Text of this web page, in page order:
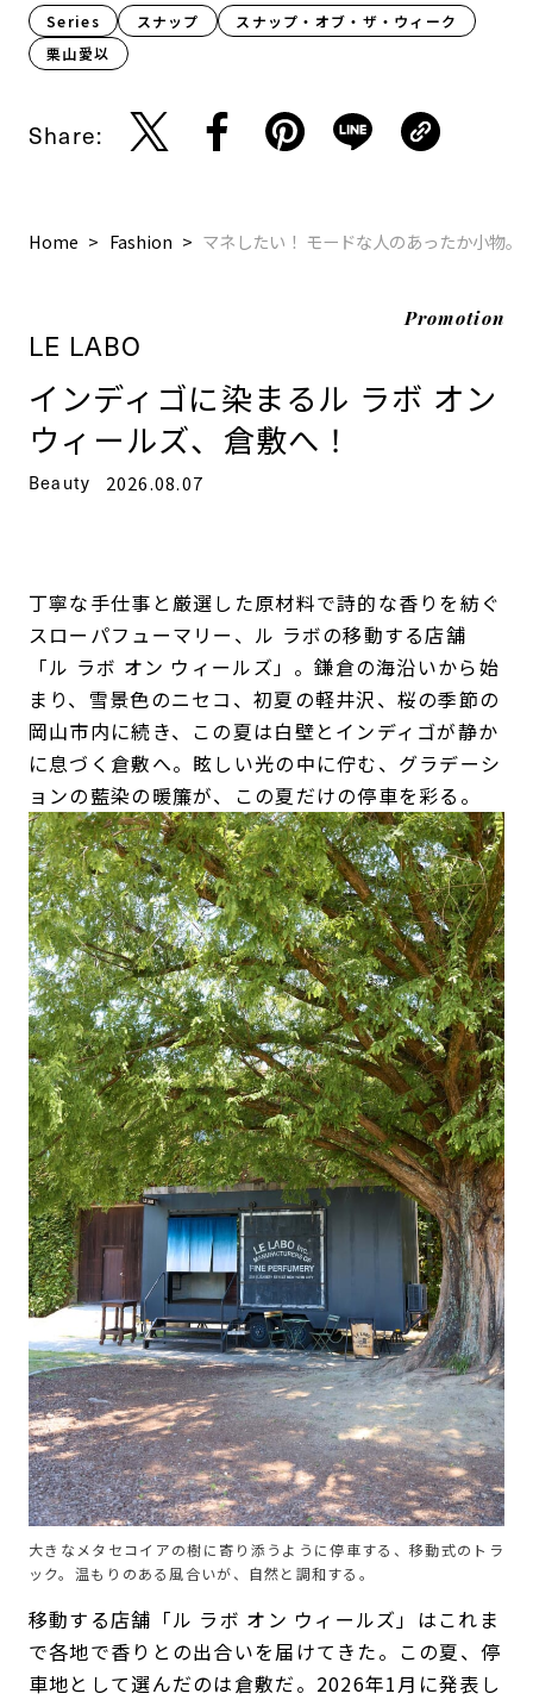
Series スナップ
スナップ・オブ・ザ・ウィーク
栗山愛以
Share:
Home Fashion マネしたい！ モードな人のあったか小物。
Promotion
LE LABO
インディゴに染まるル ラボ オン
ウィールズ、倉敷へ！
Beauty 2026.08.07
丁寧な手仕事と厳選した原材料で詩的な香りを紡ぐ
スローパフューマリー、ル ラボの移動する店舗
「ル ラボ オン ウィールズ」。鎌倉の海沿いから始
まり、雪景色のニセコ、初夏の軽井沢、桜の季節の
岡山市内に続き、この夏は白壁とインディゴが静か
に息づく倉敷へ。眩しい光の中に佇む、グラデーシ
ョンの藍染の暖簾が、この夏だけの停車を彩る。
大きなメタセコイアの樹に寄り添うように停車する、移動式のトラ
ック。温もりのある風合いが、自然と調和する。
移動する店舗「ル ラボ オン ウィールズ」はこれま
で各地で香りとの出合いを届けてきた。この夏、停
車地として選んだのは倉敷だ。2026年1月に発表し